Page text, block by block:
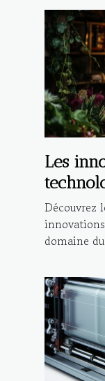
Les
Découvrez
domaine